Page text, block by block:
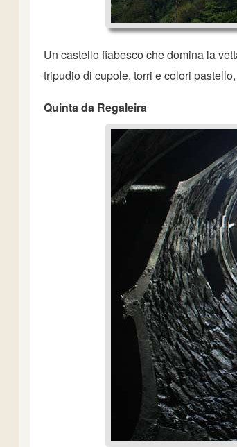
Un castello fiabesco che domina la
tripudio di cupole, torri e colori
Quinta da Regaleira